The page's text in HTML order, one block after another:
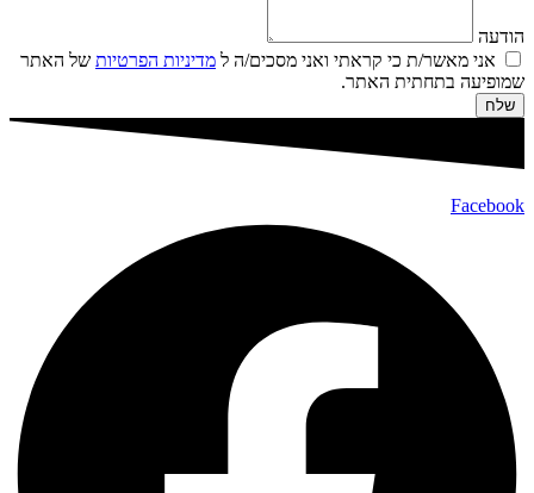
הודעה
אני מאשר/ת כי קראתי ואני מסכים/ה ל מדיניות הפרטיות של האתר
שמופיעה בתחתית האתר.
שלח
Facebook